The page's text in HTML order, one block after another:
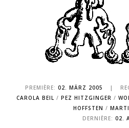
PREMIÈRE: 02. MÄRZ 2005 |
CAROLA BEIL / PEZ HITZGINGER /
HOFFSTEN /
DERNIÈRE: 02.